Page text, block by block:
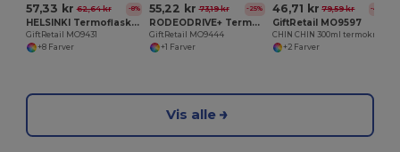
57,33 kr 62,64 kr -8%
HELSINKI Termoflaske 500 ml
GiftRetail MO9431
+8 Farver
55,22 kr 73,19 kr -25%
RODEODRIVE+ Termokrus i Bambus 400ml
GiftRetail MO9444
+1 Farver
46,71 kr 79,59 kr -41%
GiftRetail MO9597
CHIN CHIN 300ml termokrus
+2 Farver
Vis alle